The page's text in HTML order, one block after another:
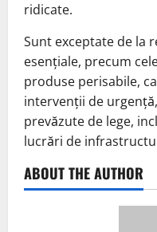
ridicate.
Sunt exceptate de la
esențiale, precum
produse perisabile,
intervenții de
prevăzute de lege,
lucrări de
ABOUT THE AUTHOR